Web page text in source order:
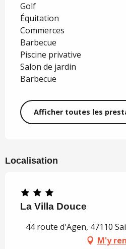
Golf
Équitation
Commerces
Barbecue
Piscine privative
Salon de jardin
Barbecue
Afficher toutes les
Localisation
La Villa Douce
44 route d'Agen, 47110
M'y